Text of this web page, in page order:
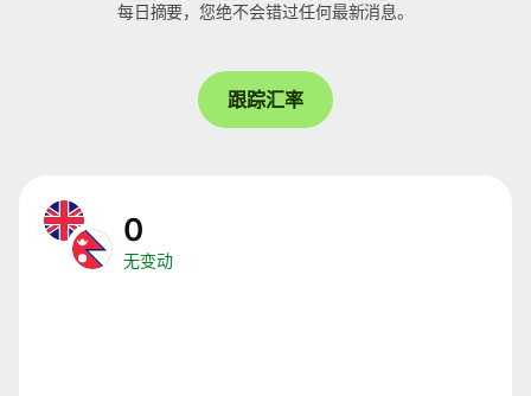
每日摘要，您绝不会错过任何最新消息。
跟踪汇率
0
无变动